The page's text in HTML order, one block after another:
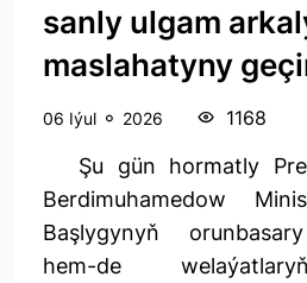
sanly ulgam
maslahatyny
06 Iýul 2026 1168
Şu gün hormatly
Berdimuhamedow
Başlygynyň
hem-de